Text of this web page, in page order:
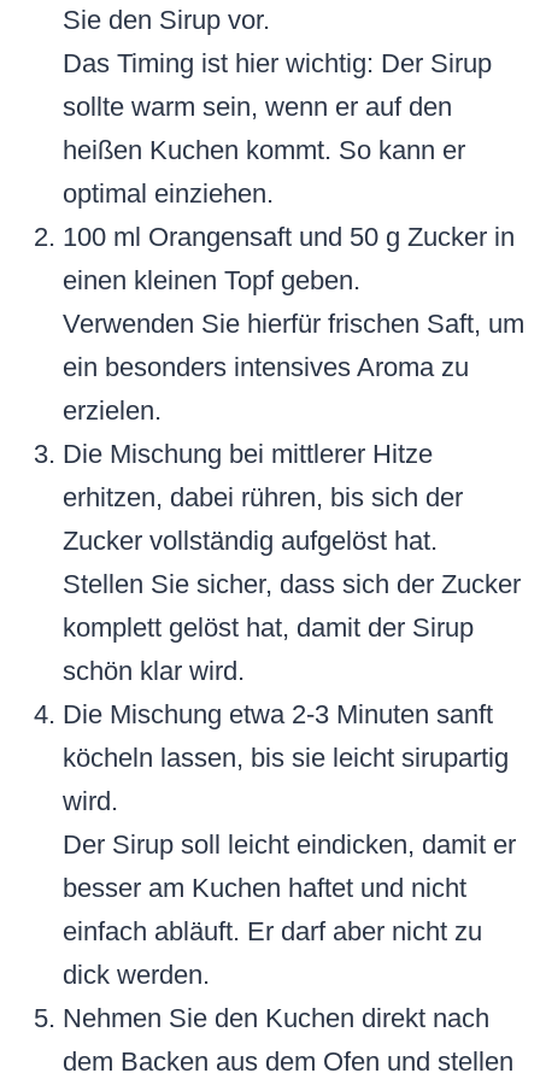
Sie den Sirup vor.
Das Timing ist hier wichtig: Der Sirup
sollte warm sein, wenn er auf den
heißen Kuchen kommt. So kann er
optimal einziehen.
100 ml Orangensaft und 50 g Zucker in
einen kleinen Topf geben.
Verwenden Sie hierfür frischen Saft, um
ein besonders intensives Aroma zu
erzielen.
Die Mischung bei mittlerer Hitze
erhitzen, dabei rühren, bis sich der
Zucker vollständig aufgelöst hat.
Stellen Sie sicher, dass sich der Zucker
komplett gelöst hat, damit der Sirup
schön klar wird.
Die Mischung etwa 2-3 Minuten sanft
köcheln lassen, bis sie leicht sirupartig
wird.
Der Sirup soll leicht eindicken, damit er
besser am Kuchen haftet und nicht
einfach abläuft. Er darf aber nicht zu
dick werden.
Nehmen Sie den Kuchen direkt nach
dem Backen aus dem Ofen und stellen